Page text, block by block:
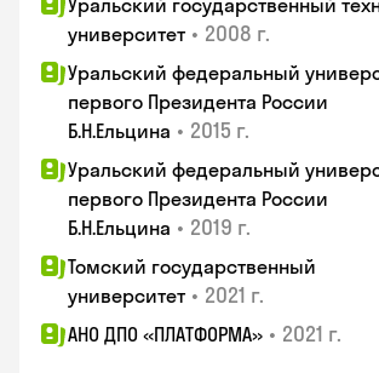
Уральский государственный
университет • 2008 г.
Уральский федеральный
первого Президента России
Б.Н.Ельцина • 2015 г.
Уральский федеральный
первого Президента России
Б.Н.Ельцина • 2019 г.
Томский государственный
университет • 2021 г.
АНО ДПО «ПЛАТФОРМА» • 2021 г.